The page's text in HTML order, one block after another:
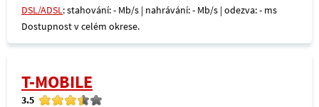
DSL/ADSL: stahování: - Mb/s | nahrávání: - Mb/s | odezva: - ms
Dostupnost v celém okrese.
T-MOBILE
3.5